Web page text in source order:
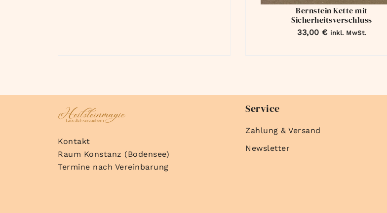
Bernstein Kette mit
Sicherheitsverschluss
33,00 € inkl. MwSt.
Kontakt
Raum Konstanz (Bodensee)
Termine nach Vereinbarung
Service
Zahlung & Versand
Newsletter